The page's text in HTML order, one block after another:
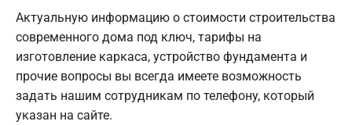
Актуальную информацию о стоимости строительства
современного дома под ключ, тарифы на
изготовление каркаса, устройство фундамента и
прочие вопросы вы всегда имеете возможность
задать нашим сотрудникам по телефону, который
указан на сайте.